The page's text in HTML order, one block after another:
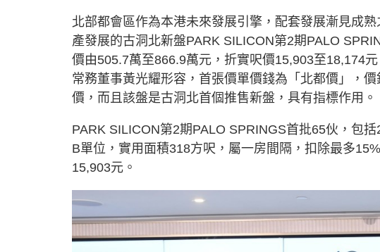
北部都會區作為本港未來發展引擎，配套發展漸見成
產發展的古洞北新盤PARK SILICON第2期PALO
價由505.7萬至866.9萬元，折實呎價15,903至18,174
常務董事黃光耀形容，首張價單價錢為「北都價」，
價，而且該盤是古洞北首個推售新盤，具有指標作用。
PARK SILICON第2期PALO SPRINGS首批65伙，包
B單位，實用面積318方呎，屬一房間隔，扣除最多
15,903元。